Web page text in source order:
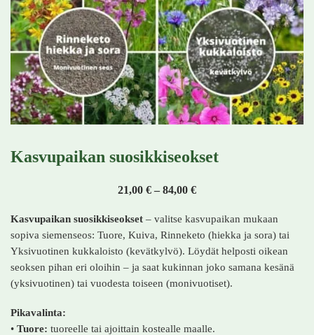
Kasvupaikan suosikkiseokset
21,00 € – 84,00 €Hintaluokka: 21,00 € -
Kasvupaikan suosikkiseokset – valitse kasvupaikan mukaan
sopiva siemenseos: Tuore, Kuiva, Rinneketo (hiekka ja sora) tai
Yksivuotinen kukkaloisto (kevätkylvö). Löydät helposti oikean
seoksen pihan eri oloihin – ja saat kukinnan joko samana kesänä
(yksivuotinen) tai vuodesta toiseen (monivuotiset).
Pikavalinta:
• Tuore: tuoreelle tai ajoittain kostealle maalle.